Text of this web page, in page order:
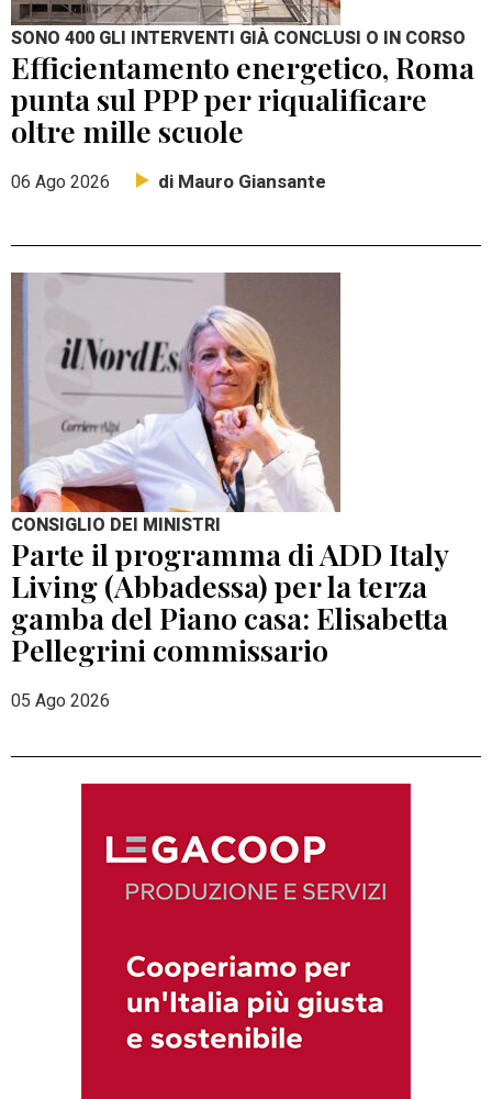
SONO 400 GLI INTERVENTI GIÀ CONCLUSI O IN CORSO
Efficientamento energetico, Roma
punta sul PPP per riqualificare
oltre mille scuole
06 Ago 2026 di Mauro Giansante
CONSIGLIO DEI MINISTRI
Parte il programma di ADD Italy
Living (Abbadessa) per la terza
gamba del Piano casa: Elisabetta
Pellegrini commissario
05 Ago 2026